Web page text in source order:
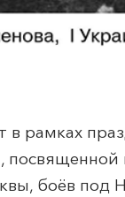
в рамках
боёв